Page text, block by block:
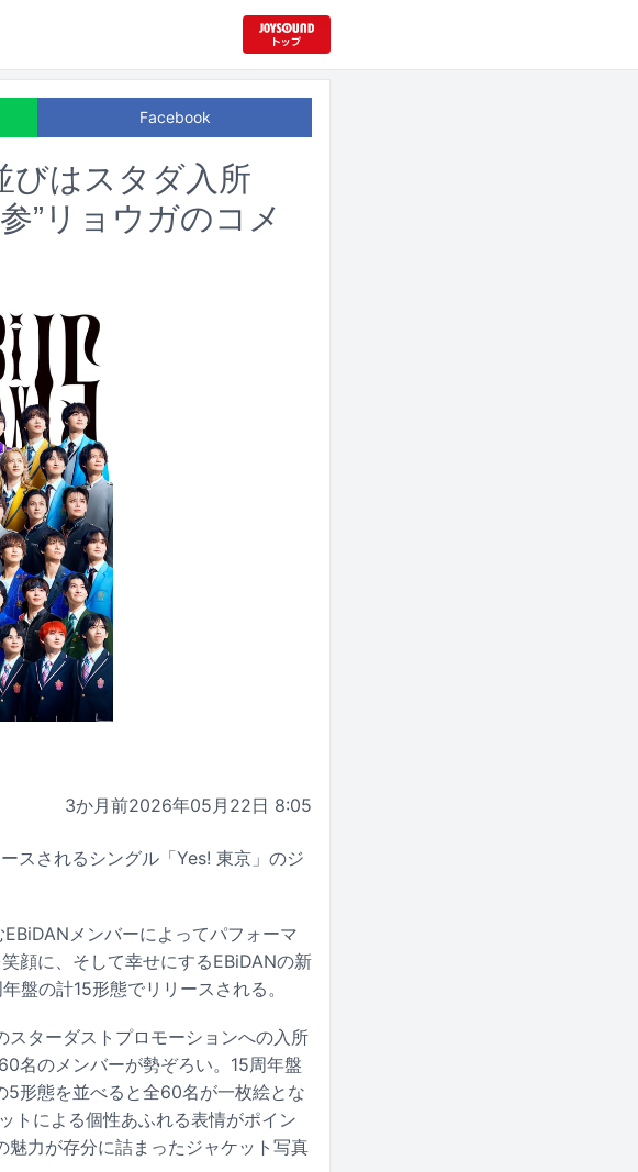
Facebook
びはスタダ入所
”リョウガのコメ
3か月前2026年05月22日 8:05
スされるシングル「Yes! 東京」のジ
メンバーによってパフォーマ
顔に、そして幸せにするEBiDANの新
盤の計15形態でリリースされる。
スターダストプロモーションへの入所
名のメンバーが勢ぞろい。15周年盤
形態を並べると全60名が一枚絵とな
トによる個性あふれる表情がポイン
魅力が存分に詰まったジャケット写真